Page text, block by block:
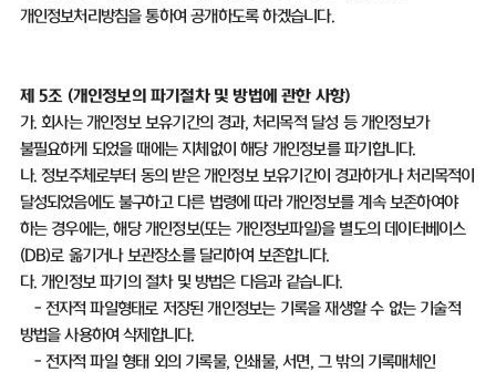
개인정보처리방침을 통하여 공개하도록 하겠습니다.
제 5조 (개인정보의 파기절차 및 방법에 관한 사항)
가.회사는 개인정보 보유기간의 경과, 처리목적 달성 등 개인정보가
불필요하게 되었을 때에는 지체없이 해당 개인정보를 파기합니다.
나.정보주체로부터 동의 받은 개인정보 보유기간이 경과하거나 처리목적이
달성되었음에도 불구하고 다른 법령에 따라 개인정보를 계속 보존하여야
하는 경우에는,해당 개인정보(또는 개인정보파일)을 별도의 데이터베이스
(DB)로 옮기거나 보관장소를 달리하여 보존합니다.
다.개인정보 파기의 절차 및 방법은 다음과 같습니다.
- 전자적 파일형태로 저장된 개인정보는 기록을 재생할 수 없는 기술적
방법을 사용하여 삭제합니다.
- 전자적 파일 형태 외의 기록물, 인쇄물,서면,그 밖의 기록매체인